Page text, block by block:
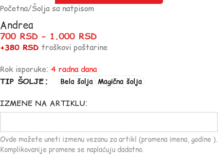
Početna/Šolja sa natpisom
Andrea
700 RSD – 1.000 RSD
+380 RSD troškovi poštarine
Rok isporuke: 4 radna dana
TIP ŠOLJE
Bela šolja Magična šolja
IZMENE NA ARTIKLU:
Ovde možete uneti izmenu vezanu za artikl (promena imena, godine ).
Komplikovanije promene se naplaćuju dadatno.